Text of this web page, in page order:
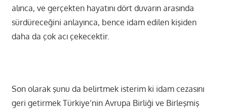
alınca, ve gerçekten hayatını dört duvarın arasında
sürdüreceğini anlayınca, bence idam edilen kişiden
daha da çok acı çekecektir.
Son olarak şunu da belirtmek isterim ki idam cezasını
geri getirmek Türkiye’nin Avrupa Birliği ve Birleşmiş